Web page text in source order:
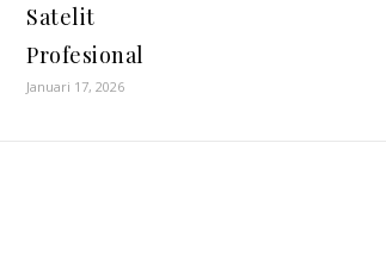
Satelit
Profesional
Januari 17, 2026